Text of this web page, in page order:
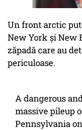
Un front arctic
New York și New
zăpadă care au
periculoase.
A dangerous
massive pileup
Pennsylvania